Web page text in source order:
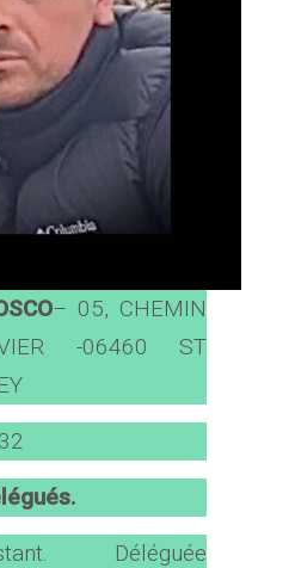
– 05, CHEMIN
-06460 ST
Déléguée